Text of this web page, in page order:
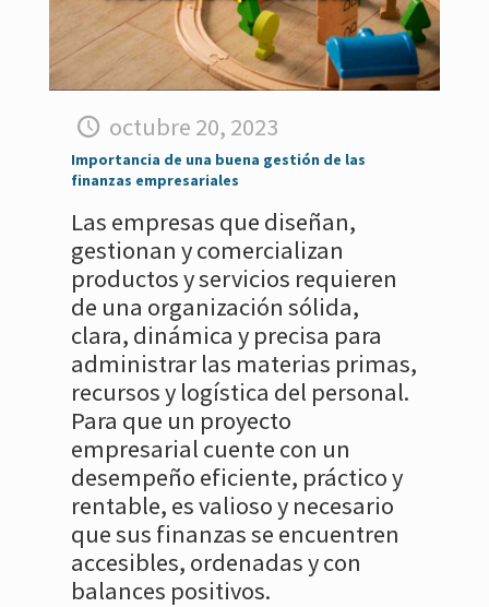
octubre 20, 2023
Importancia de una buena gestión de las
finanzas empresariales
Las empresas que diseñan,
gestionan y comercializan
productos y servicios requieren
de una organización sólida,
clara, dinámica y precisa para
administrar las materias primas,
recursos y logística del personal.
Para que un proyecto
empresarial cuente con un
desempeño eficiente, práctico y
rentable, es valioso y necesario
que sus finanzas se encuentren
accesibles, ordenadas y con
balances positivos.